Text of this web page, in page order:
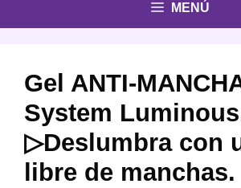
MENÚ
Gel ANTI-
System
▷Deslumbra con
libre de manchas.